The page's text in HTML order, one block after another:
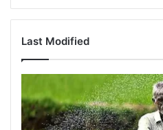
Last Modified